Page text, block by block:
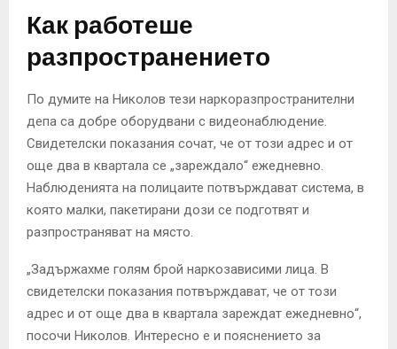
Как работеше
разпространението
По думите на Николов тези наркоразпространителни
депа са добре оборудвани с видеонаблюдение.
Свидетелски показания сочат, че от този адрес и от
още два в квартала се „зареждало“ ежедневно.
Наблюденията на полицаите потвърждават система, в
която малки, пакетирани дози се подготвят и
разпространяват на място.
„Задържахме голям брой наркозависими лица. В
свидетелски показания потвърждават, че от този
адрес и от още два в квартала зареждат ежедневно“,
посочи Николов. Интересно е и пояснението за